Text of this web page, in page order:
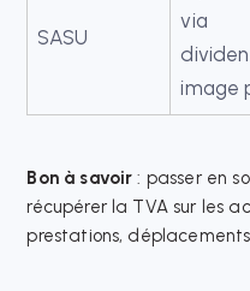
SASU
via
image
Bon à savoir : passer en
récupérer la TVA sur les
prestations,